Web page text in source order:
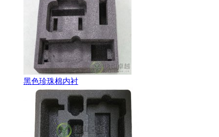
黑色珍珠棉内衬